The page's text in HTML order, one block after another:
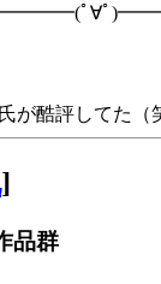
━━━━━(ﾟ∀ﾟ
が酷評してた（
]
品群